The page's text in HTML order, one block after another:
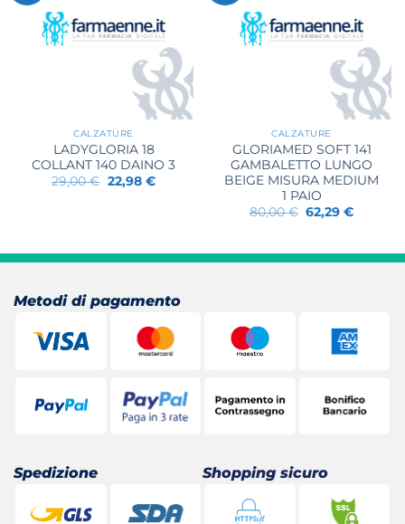
CALZATURE
LADYGLORIA 18
COLLANT 140 DAINO 3
29,00€ Il
prezzo
22,98 €Il
CALZATURE
GLORIAMED SOFT 141
GAMBALETTO LUNGO
BEIGE MISURA MEDIUM
1 PAIO
80,00€ Il
prezzo
80,00 €.
62,29€Il
62,29 €.
Metodi di pagamento
Spedizione Shopping sicuro